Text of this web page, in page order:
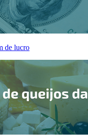
de lucro